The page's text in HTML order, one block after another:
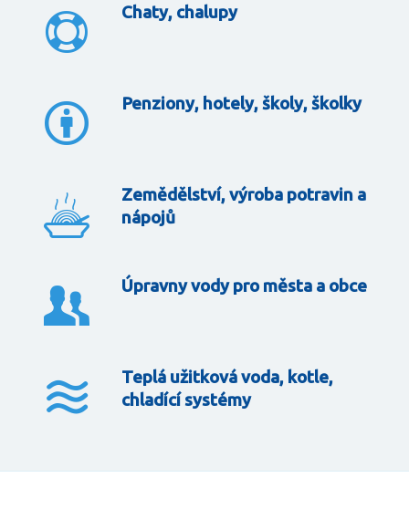
Chaty, chalupy
Penziony, hotely, školy, školky
Zemědělství, výroba potravin a
nápojů
Úpravny vody pro města a obce
Teplá užitková voda, kotle,
chladící systémy